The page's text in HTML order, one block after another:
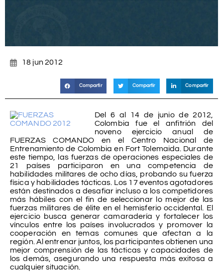
18 jun 2012
Compartir Compartir Compartir
Del 6 al 14 de junio de 2012,
Colombia fue el anfitrión del
noveno ejercicio anual de
FUERZAS COMANDO en el Centro Nacional de
Entrenamiento de Colombia en Fort Tolemaida. Durante
este tiempo, las fuerzas de operaciones especiales de
21 países participaron en una competencia de
habilidades militares de ocho días, probando su fuerza
física y habilidades tácticas. Los 17 eventos agotadores
están destinados a desafiar incluso a los competidores
más hábiles con el fin de seleccionar lo mejor de las
fuerzas militares de élite en el hemisferio occidental. El
ejercicio busca generar camaradería y fortalecer los
vínculos entre los países involucrados y promover la
cooperación en temas comunes que afectan a la
región. Al entrenar juntos, los participantes obtienen una
mejor comprensión de las tácticas y capacidades de
los demás, asegurando una respuesta más exitosa a
cualquier situación.